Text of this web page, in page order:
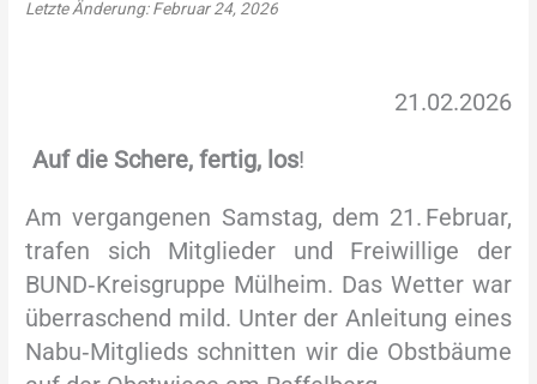
Letzte Änderung: Februar 24, 2026
21.02.2026
Auf die Schere, fertig, los!
Am vergangenen Samstag, dem 21. Februar,
trafen sich Mitglieder und Freiwillige der
BUND‑Kreisgruppe Mülheim. Das Wetter war
überraschend mild. Unter der Anleitung eines
Nabu‑Mitglieds schnitten wir die Obstbäume